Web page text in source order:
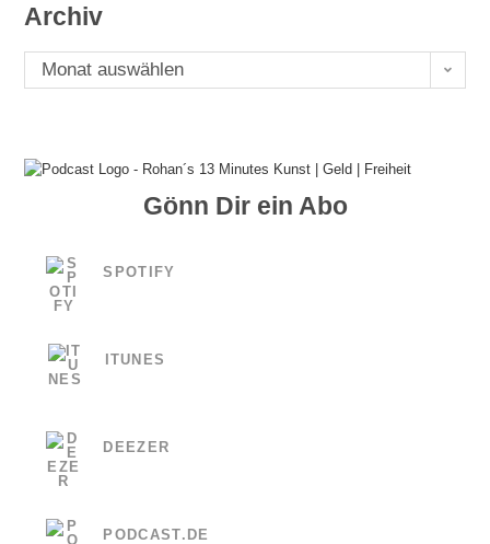
Archiv
ArchivMonat auswählen
Gönn Dir ein Abo
SPOTIFY
ITUNES
DEEZER
PODCAST.DE